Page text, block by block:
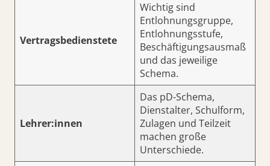
Vertragsbedienstete
Wichtig sind
Entlohnungsgruppe,
Entlohnungsstufe,
Beschäftigungsausmaß
und das jeweilige
Schema.
Lehrer:innen
Das pD-Schema,
Dienstalter, Schulform,
Zulagen und Teilzeit
machen große
Unterschiede.